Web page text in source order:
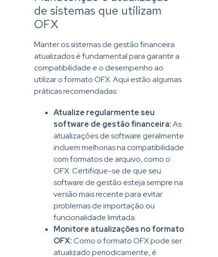
de sistemas que utilizam
OFX
Manter os sistemas de gestão financeira
atualizados é fundamental para garantir a
compatibilidade e o desempenho ao
utilizar o formato OFX. Aqui estão algumas
práticas recomendadas:
Atualize regularmente seu
software de gestão financeira:As
atualizações de software geralmente
incluem melhorias na compatibilidade
com formatos de arquivo, como o
OFX. Certifique-se de que seu
software de gestão esteja sempre na
versão mais recente para evitar
problemas de importação ou
funcionalidade limitada.
Monitore atualizações no formato
OFX:Como o formato OFX pode ser
atualizado periodicamente, é